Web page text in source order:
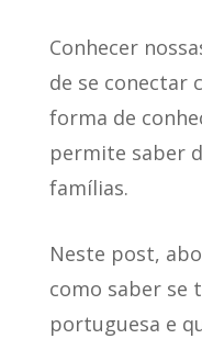
Conhecer
de se conectar
forma de
permite saber
famílias.
Neste post,
como saber se
portuguesa e